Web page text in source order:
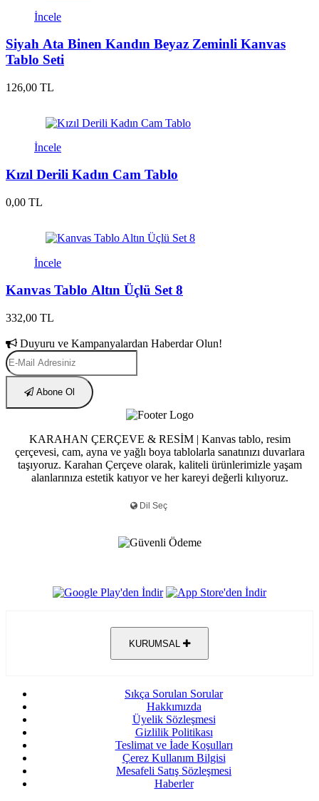
İncele
Siyah Ata Binen Kandın Beyaz Zeminli Kanvas
Tablo Seti
126,00 TL
İncele
Kızıl Derili Kadın Cam Tablo
0,00 TL
İncele
Kanvas Tablo Altın Üçlü Set 8
332,00 TL
Duyuru ve Kampanyalardan Haberdar Olun!
Abone Ol
KARAHAN ÇERÇEVE & RESİM | Kanvas tablo, resim
çerçevesi, cam, ayna ve yağlı boya tablolarla sanatınızı duvarlara
taşıyoruz. Karahan Çerçeve olarak, kaliteli ürünlerimizle yaşam
alanlarınıza estetik katıyor ve her kareyi değerli kılıyoruz.
KURUMSAL
Sıkça Sorulan Sorular
Hakkımızda
Üyelik Sözleşmesi
Gizlilik Politikası
Teslimat ve İade Koşulları
Çerez Kullanım Bilgisi
Mesafeli Satış Sözleşmesi
Haberler